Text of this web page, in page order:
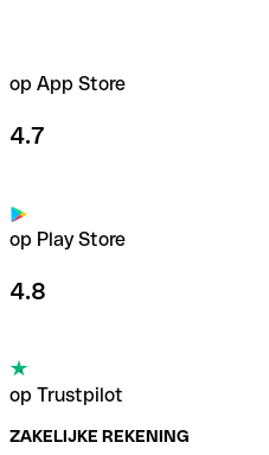
op App Store
4.7
op Play Store
4.8
op Trustpilot
ZAKELIJKE REKENING